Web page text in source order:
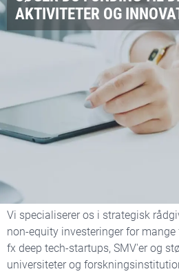
AKTIVITETER OG
Det vi gør
Få strategisk
Vi specialiserer os i strategisk
non-equity investeringer for mange
fx deep tech-startups, SMV'er og
universiteter og